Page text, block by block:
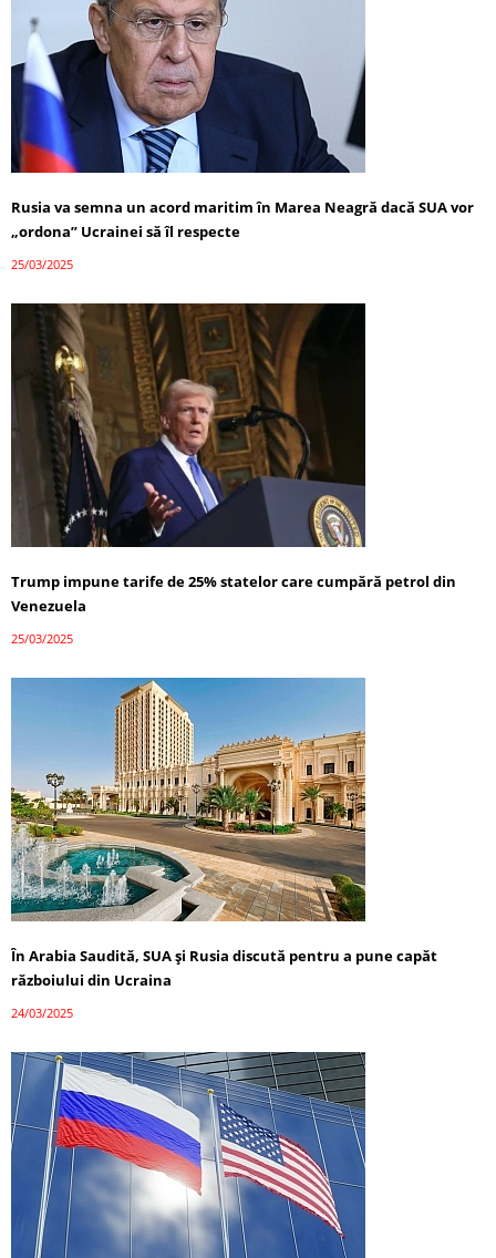
Rusia va semna un acord maritim în Marea Neagră dacă SUA vor
„ordona” Ucrainei să îl respecte
25/03/2025
Trump impune tarife de 25% statelor care cumpără petrol din
Venezuela
25/03/2025
În Arabia Saudită, SUA și Rusia discută pentru a pune capăt
războiului din Ucraina
24/03/2025